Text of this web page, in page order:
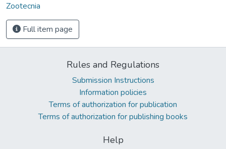
Zootecnia
Full item page
Rules and Regulations
Submission Instructions
Information policies
Terms of authorization for publication
Terms of authorization for publishing books
Help